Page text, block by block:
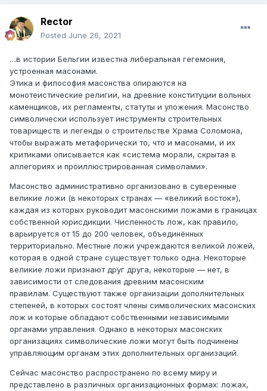
Rector
Posted June 26, 2021
…в истории Бельгии известна либеральная гегемония,
устроенная масонами.
Этика и философия масонства опираются на
монотеистические религии, на древние конституции вольных
каменщиков, их регламенты, статуты и уложения. Масонство
символически использует инструменты строительных
товариществ и легенды о строительстве Храма Соломона,
чтобы выражать метафорически то, что и масонами, и их
критиками описывается как «система морали, скрытая в
аллегориях и проиллюстрированная символами».
Масонство административно организовано в суверенные
великие ложи (в некоторых странах — «великий восток»),
каждая из которых руководит масонскими ложами в границах
собственной юрисдикции. Численность лож, как правило,
варьируется от 15 до 200 человек, объединённых
территориально. Местные ложи учреждаются великой ложей,
которая в одной стране существует только одна. Некоторые
великие ложи признают друг друга, некоторые — нет, в
зависимости от следования древним масонским
правилам. Существуют также организации дополнительных
степеней, в которых состоят члены символических масонских
лож и которые обладают собственными независимыми
органами управления. Однако в некоторых масонских
организациях символические ложи могут быть подчинены
управляющим органам этих дополнительных организаций.
Сейчас масонство распространено по всему миру и
представлено в различных организационных формах: ложах,